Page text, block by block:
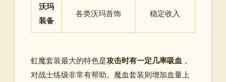
沃玛
装备
各类沃玛首饰 稳定收入
虹魔套装最大的特色是攻击时有一定几率吸血 ，
对战士练级非常有帮助。魔血套装则增加血量上